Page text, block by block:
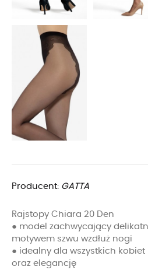
Producent: GATTA
Rajstopy Chiara 20 Den
● model zachwycający
motywem szwu wzdłuż nogi
● idealny dla wszystkich kobiet
oraz elegancję